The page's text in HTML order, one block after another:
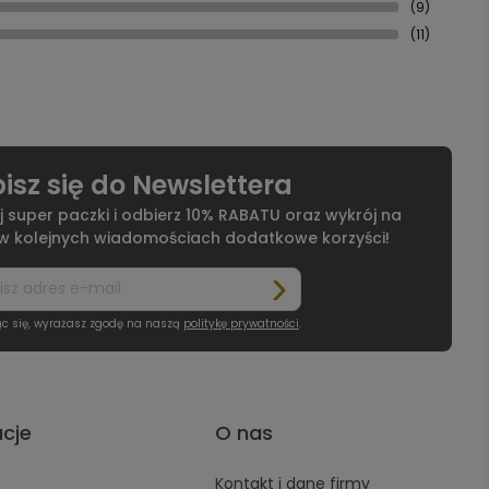
(9)
(11)
się do Newslettera
paczki i odbierz 10% RABATU oraz wykrój na
kolejnych wiadomościach dodatkowe korzyści!
się, wyrażasz zgodę na naszą politykę prywatności.
O nas
Kontakt i dane firmy